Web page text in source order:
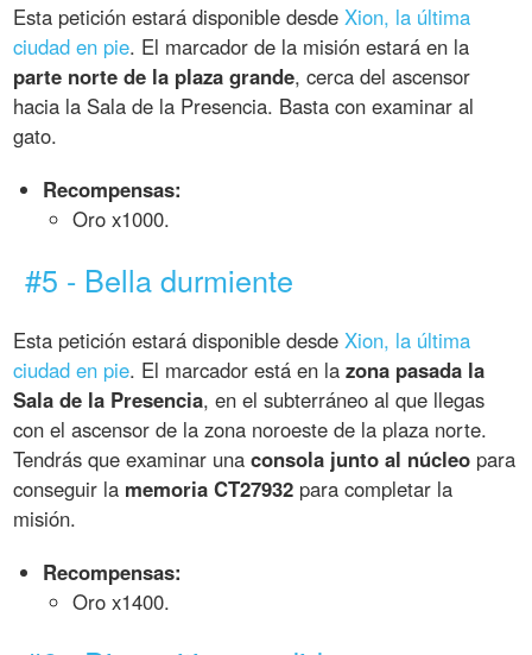
Esta petición estará disponible desde Xion, la última
ciudad en pie. El marcador de la misión estará en la
parte norte de la plaza grande, cerca del ascensor
hacia la Sala de la Presencia. Basta con examinar al
gato.
Recompensas:
Oro x1000.
#5 - Bella durmiente
Esta petición estará disponible desdeXion, la última
ciudad en pie. El marcador está en lazona pasada la
Sala de la Presencia, en el subterráneo al que llegas
con el ascensor de la zona noroeste de la plaza norte.
Tendrás que examinar unaconsola junto al núcleo para
conseguir la memoria CT27932 para completar la
misión.
Recompensas:
Oro x1400.